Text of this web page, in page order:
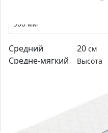
Средний
Средне-мягкий
20 см
Высота
5-зональный матрас на
асимметричной